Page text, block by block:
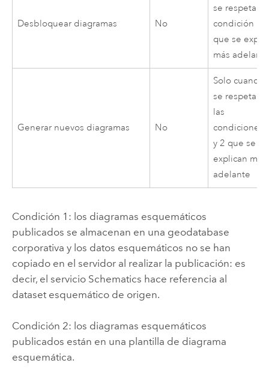
Desbloquear diagramas No
se respeta la
condición 1
que se
más
Generar nuevos diagramas No
Solo cuando
se respetan
las
condiciones
y 2 que se
explican más
adelante
Condición 1: los diagramas esquemáticos
publicados se almacenan en una geodatabase
corporativa y los datos esquemáticos no se han
copiado en el servidor al realizar la publicación: es
decir, el servicio Schematics hace referencia al
dataset esquemático de origen.
Condición 2: los diagramas esquemáticos
publicados están en una plantilla de diagrama
esquemática.